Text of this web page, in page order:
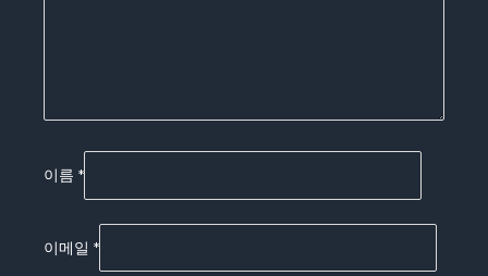
이름 *
이메일 *